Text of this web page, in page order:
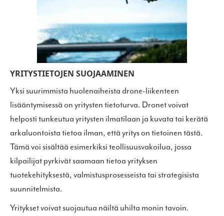
YRITYSTIETOJEN SUOJAAMINEN
Yksi suurimmista huolenaiheista drone-liikenteen
lisääntymisessä on yritysten tietoturva. Dronet voivat
helposti tunkeutua yritysten ilmatilaan ja kuvata tai kerätä
arkaluontoista tietoa ilman, että yritys on tietoinen tästä.
Tämä voi sisältää esimerkiksi teollisuusvakoilua, jossa
kilpailijat pyrkivät saamaan tietoa yrityksen
tuotekehityksestä, valmistusprosesseista tai strategisista
suunnitelmista.
Yritykset voivat suojautua näiltä uhilta monin tavoin.